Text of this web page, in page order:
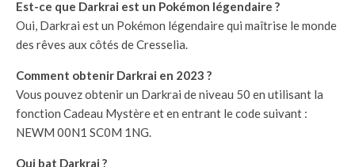
Est-ce que Darkrai est un Pokémon légendaire ?
Oui, Darkrai est un Pokémon légendaire qui maîtrise le monde
des rêves aux côtés de Cresselia.
Comment obtenir Darkrai en 2023 ?
Vous pouvez obtenir un Darkrai de niveau 50 en utilisant la
fonction Cadeau Mystère et en entrant le code suivant :
NEWM 00N1 SC0M 1NG.
Qui bat Darkrai ?